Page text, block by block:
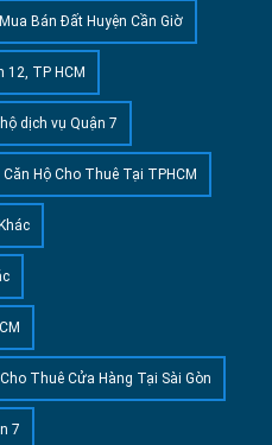
Mua Bán Đất Huyện Cần Giờ
12, TP HCM
dịch vụ Quận 7
Căn Hộ Cho Thuê Tại TPHCM
Cho Thuê Cửa Hàng Tại Sài Gòn
7